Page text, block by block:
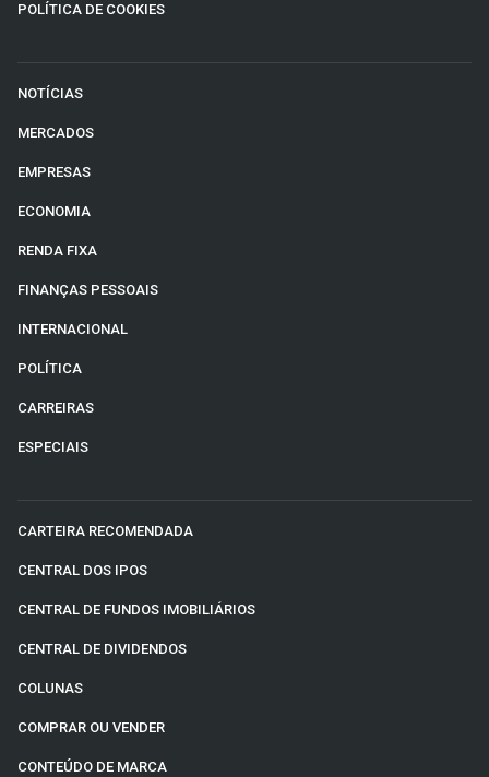
POLÍTICA DE COOKIES
NOTÍCIAS
MERCADOS
EMPRESAS
ECONOMIA
RENDA FIXA
FINANÇAS PESSOAIS
INTERNACIONAL
POLÍTICA
CARREIRAS
ESPECIAIS
CARTEIRA RECOMENDADA
CENTRAL DOS IPOS
CENTRAL DE FUNDOS IMOBILIÁRIOS
CENTRAL DE DIVIDENDOS
COLUNAS
COMPRAR OU VENDER
CONTEÚDO DE MARCA